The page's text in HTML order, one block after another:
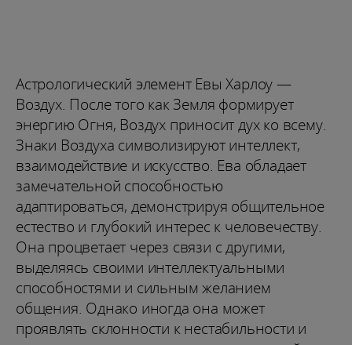
Астрологический элемент Евы Харлоу —
Воздух. После того как Земля формирует
энергию Огня, Воздух приносит дух ко всему.
Знаки Воздуха символизируют интеллект,
взаимодействие и искусство. Ева обладает
замечательной способностью
адаптироваться, демонстрируя общительное
естество и глубокий интерес к человечеству.
Она процветает через связи с другими,
выделяясь своими интеллектуальными
способностями и сильным желанием
общения. Однако иногда она может
проявлять склонности к нестабильности и